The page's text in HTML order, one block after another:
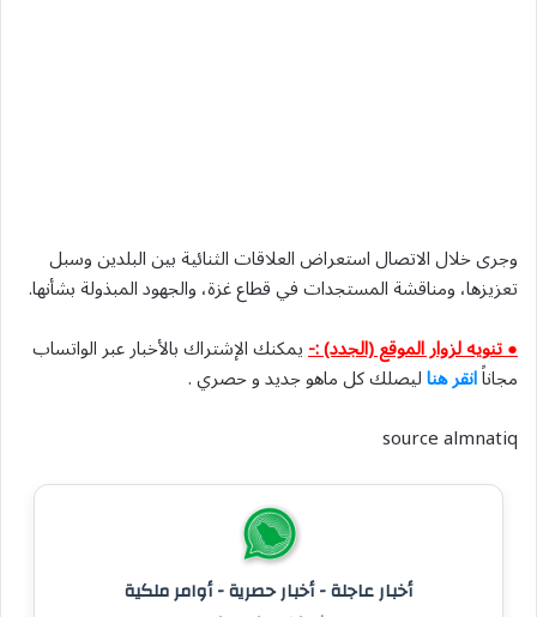
وجرى خلال الاتصال استعراض العلاقات الثنائية بين البلدين وسبل
تعزيزها، ومناقشة المستجدات في قطاع غزة، والجهود المبذولة بشأنها.
● تنويه لزوار الموقع (الجدد) :-يمكنك الإشتراك بالأخبار عبر الواتساب
مجاناًانقر هناليصلك كل ماهو جديد و حصري .
source almnatiq
أخبار عاجلة - أخبار حصرية - أوامر ملكية